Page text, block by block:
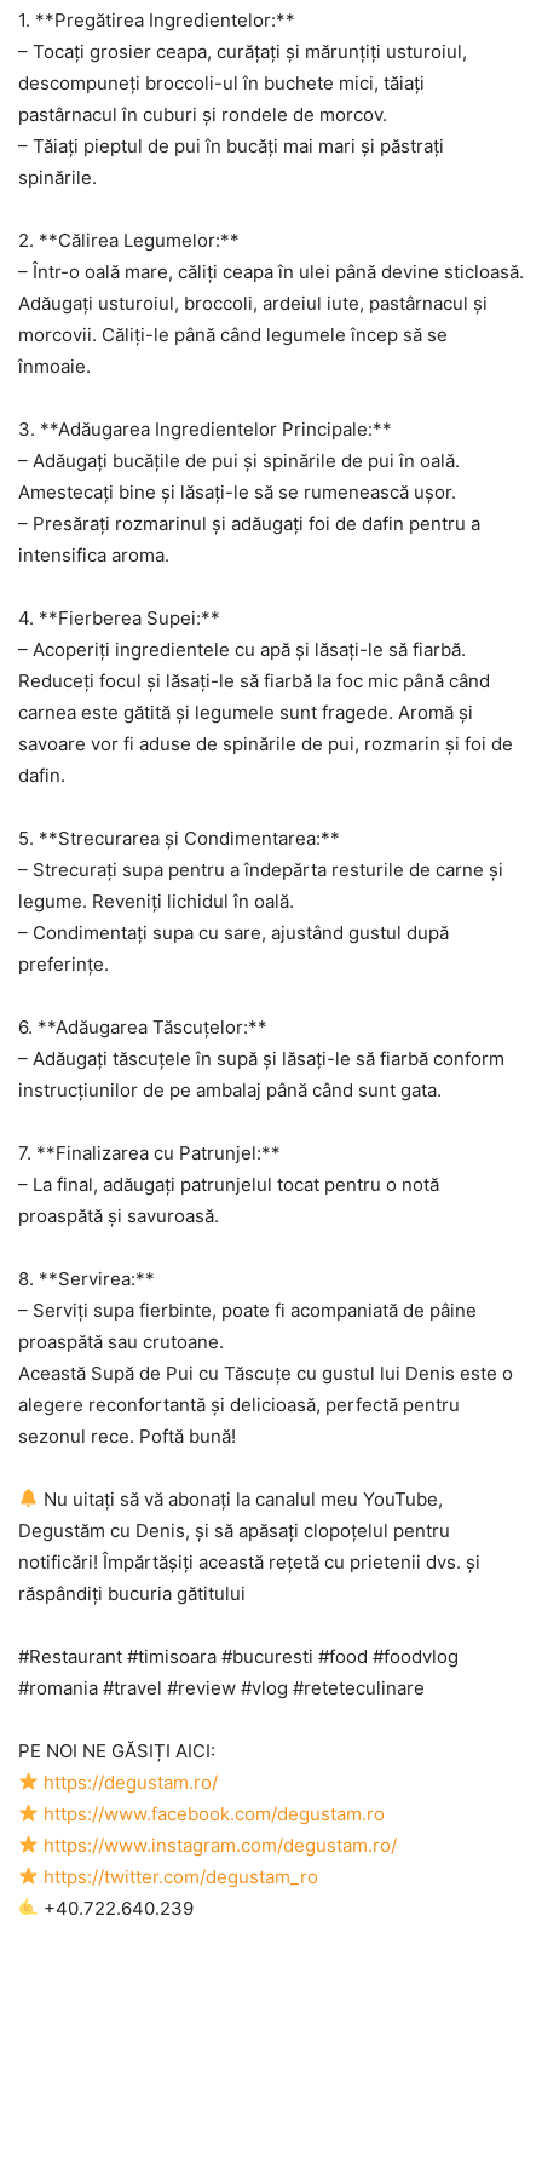
1. **Pregătirea Ingredientelor:**
– Tocați grosier ceapa, curățați și mărunțiți usturoiul,
descompuneți broccoli-ul în buchete mici, tăiați
pastârnacul în cuburi și rondele de morcov.
– Tăiați pieptul de pui în bucăți mai mari și păstrați
spinările.
2. **Călirea Legumelor:**
– Într-o oală mare, căliți ceapa în ulei până devine sticloasă.
Adăugați usturoiul, broccoli, ardeiul iute, pastârnacul și
morcovii. Căliți-le până când legumele încep să se
înmoaie.
3. **Adăugarea Ingredientelor Principale:**
– Adăugați bucățile de pui și spinările de pui în oală.
Amestecați bine și lăsați-le să se rumenească ușor.
– Presărați rozmarinul și adăugați foi de dafin pentru a
intensifica aroma.
4. **Fierberea Supei:**
– Acoperiți ingredientele cu apă și lăsați-le să fiarbă.
Reduceți focul și lăsați-le să fiarbă la foc mic până când
carnea este gătită și legumele sunt fragede. Aromă și
savoare vor fi aduse de spinările de pui, rozmarin și foi de
dafin.
5. **Strecurarea și Condimentarea:**
– Strecurați supa pentru a îndepărta resturile de carne și
legume. Reveniți lichidul în oală.
– Condimentați supa cu sare, ajustând gustul după
preferințe.
6. **Adăugarea Tăscuțelor:**
– Adăugați tăscuțele în supă și lăsați-le să fiarbă conform
instrucțiunilor de pe ambalaj până când sunt gata.
7. **Finalizarea cu Patrunjel:**
– La final, adăugați patrunjelul tocat pentru o notă
proaspătă și savuroasă.
8. **Servirea:**
– Serviți supa fierbinte, poate fi acompaniată de pâine
proaspătă sau crutoane.
Această Supă de Pui cu Tăscuțe cu gustul lui Denis este o
alegere reconfortantă și delicioasă, perfectă pentru
sezonul rece. Poftă bună!
Nu uitați să vă abonați la canalul meu YouTube,
Degustăm cu Denis, și să apăsați clopoțelul pentru
notificări! Împărtășiți această rețetă cu prietenii dvs. și
răspândiți bucuria gătitului
#Restaurant #timisoara #bucuresti #food #foodvlog
#romania #travel #review #vlog #reteteculinare
PE NOI NE GĂSIȚI AICI:
https://degustam.ro/
https://www.facebook.com/degustam.ro
https://www.instagram.com/degustam.ro/
https://twitter.com/degustam_ro
+40.722.640.239